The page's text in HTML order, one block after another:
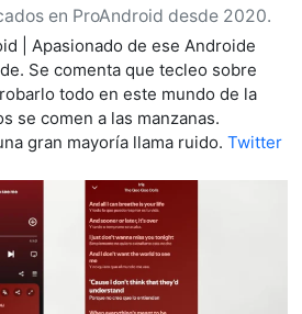
en ProAndroid desde 2020.
| Apasionado de ese Androide
Se comenta que tecleo sobre
todo en este mundo de la
se comen a las manzanas.
gran mayoría llama ruido. Twitter